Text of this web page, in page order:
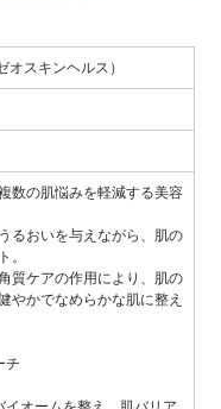
オスキンヘルス）
数の肌悩みを軽減する美容
るおいを与えながら、肌の
。
質ケアの作用により、肌の
やかでなめらかな肌に整え
チ